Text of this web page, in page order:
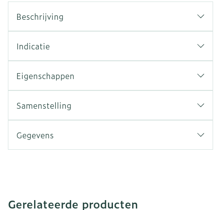
Beschrijving
Indicatie
Eigenschappen
Samenstelling
Gegevens
Gerelateerde producten